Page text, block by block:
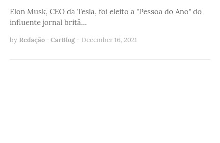
Elon Musk, CEO da Tesla, foi eleito a "Pessoa do Ano" do
influente jornal britâ…
by Redação - CarBlog - December 16, 2021